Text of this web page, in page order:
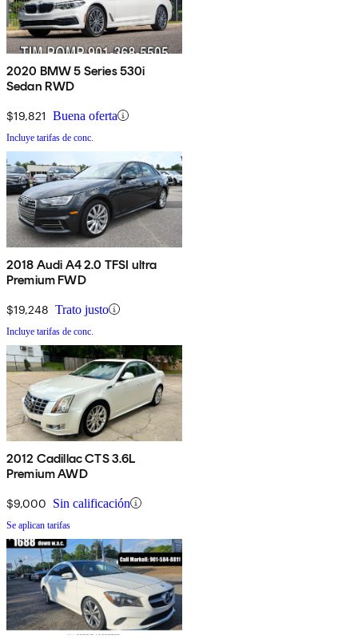
2020 BMW 5 Series 530i
Sedan RWD
$19,821 Buena oferta
Incluye tarifas de conc.
2018 Audi A4 2.0 TFSI ultra
Premium FWD
$19,248 Trato justo
Incluye tarifas de conc.
2012 Cadillac CTS 3.6L
Premium AWD
$9,000 Sin calificación
Se aplican tarifas